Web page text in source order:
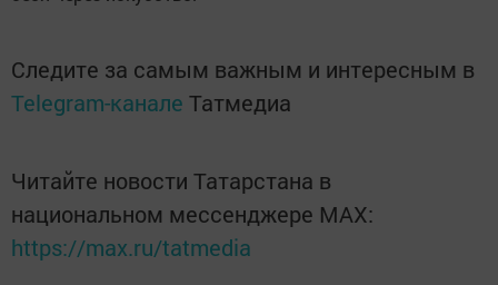
Следите за самым важным и интересным в
Telegram-канале Татмедиа
Читайте новости Татарстана в
национальном мессенджере MАХ:
https://max.ru/tatmedia